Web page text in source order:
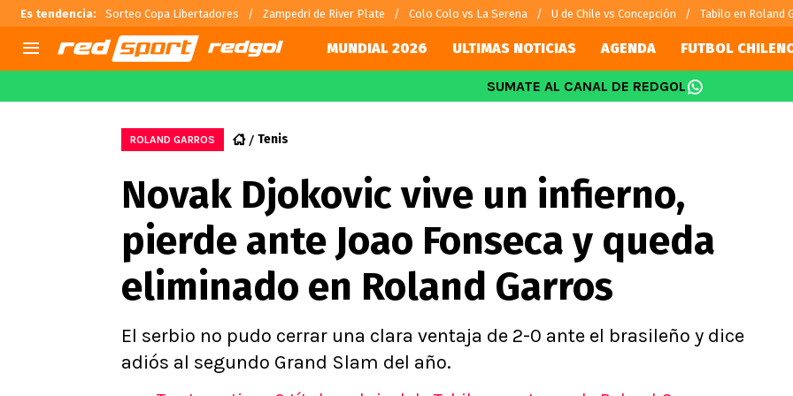
Es tendencia: Sorteo Copa Libertadores Zampedri de River Plate Colo Colo vs La Serena U de Chile vs Concepción Tabilo en Roland
Selección Chilena
U de Chile
U Católica
Campeonato Nacional
Primera B
Segunda División
Copa Chile
Supercopa Chile
Campeonato Femenino
Alexis Sánchez
Carlos Palacios
Chilenos por el mundo
Fútbol Argentino
Fútbol Brasileño
Premier
Serie A
MUNDIAL 2026 ULTIMAS NOTICIAS AGENDA FUTBOL
SUMATE AL CANAL DE REDGOL
ROLAND GARROS Tenis
Novak Djokovic vive un infierno,
pierde ante Joao Fonseca y queda
eliminado en Roland Garros
El serbio no pudo cerrar una clara ventaja de 2-0 ante el brasileño y dice
adiós al segundo Grand Slam del año.